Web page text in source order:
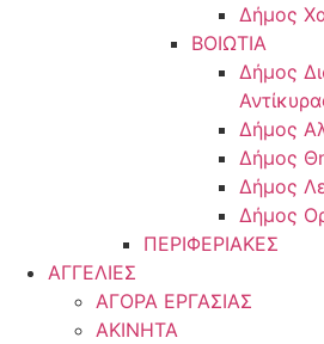
Δήμος
ΒΟΙΩΤΙΑ
Δήμος
Δήμος
Δήμος
Δήμος
Δήμος
ΠΕΡΙΦΕΡΙΑΚΕΣ
ΑΓΓΕΛΙΕΣ
ΑΓΟΡΑ ΕΡΓΑΣΙΑΣ
ΑΚΙΝΗΤΑ